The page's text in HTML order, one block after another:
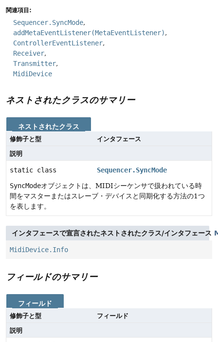
関連項目:
Sequencer.SyncMode
addMetaEventListener(MetaEventListener)
ControllerEventListener
Receiver
Transmitter
MidiDevice
ネストされたクラスのサマリー
ネストされたクラス
修飾子と型
インタフェース
説明
static class
Sequencer.SyncMode
SyncModeオブジェクトは、MIDIシーケンサで扱われている時
間をマスターまたはスレーブ・デバイスと同期化する方法の1つ
を表します。
インタフェースで宣言されたネストされたクラス/インタフェース
MidiDevice.Info
フィールドのサマリー
フィールド
修飾子と型
フィールド
説明